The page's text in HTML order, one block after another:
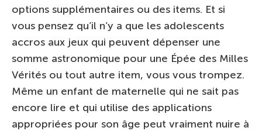
options supplémentaires ou des items. Et si
vous pensez qu’il n’y a que les adolescents
accros aux jeux qui peuvent dépenser une
somme astronomique pour une Épée des Milles
Vérités ou tout autre item, vous vous trompez.
Même un enfant de maternelle qui ne sait pas
encore lire et qui utilise des applications
appropriées pour son âge peut vraiment nuire à